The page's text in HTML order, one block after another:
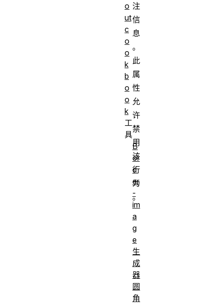
注
信
息
。
此
属
性
允
许
禁
用
该
行
为
。
o
ut
c
o
o
k
b
o
o
k
工
具
B
or
d
er
-
im
a
g
e
生
成
器
圆
角